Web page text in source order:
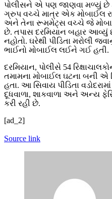
પોલીસને એ પણ જાણવા મળ્યું છે
ગ્રુપ વચ્ચે માત્ર એક મોબાઈલ
અને તેના રૂમમેટ્સ વચ્ચે જે
છે. તપાસ દરમિયાન બહાર આવ્યું છે
નહોતો. ઘરેથી પીડિતા મરોલી
ભાઈનો મોબાઈલ લઈને ગઈ હતી.
દરમિયાન, પોલીસે 54
તમામના મોબાઈલ ઘટના બની એ
હતા. આ સિવાય પીડિતા
દૂધવાળા, શાકવાળા અને અન્ય
કરી રહી છે.
[ad_2]
Source link